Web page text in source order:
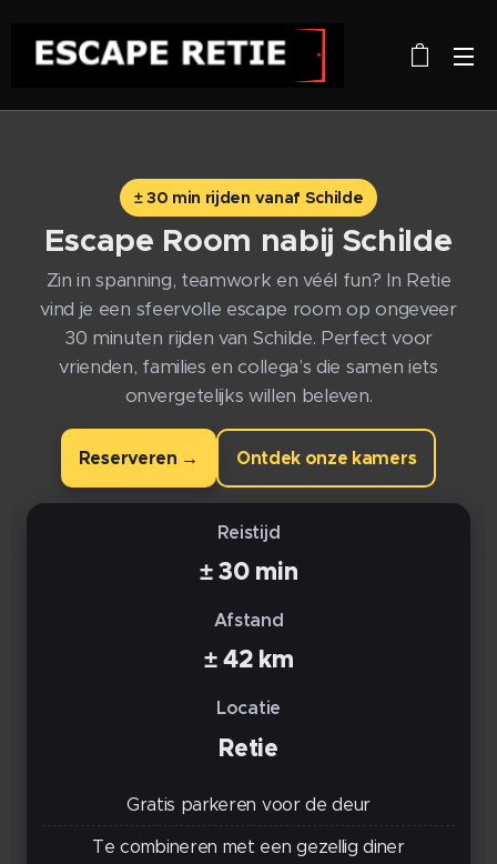
± 30 min rijden vanaf Schilde
Escape Room nabij Schilde
Zin in spanning, teamwork en véél fun? In Retie
vind je een sfeervolle escape room op ongeveer
30 minuten rijden van Schilde. Perfect voor
vrienden, families en collega’s die samen iets
onvergetelijks willen beleven.
Reserveren → Ontdek onze kamers
Reistijd
± 30 min
Afstand
± 42 km
Locatie
Retie
Gratis parkeren voor de deur
Te combineren met een gezellig diner